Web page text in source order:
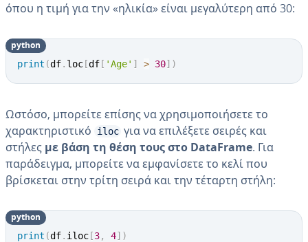
όπου η τιμή για την «ηλικία» είναι μεγαλύτερη από 30:
print (df. loc [df [ 'Age' ] > 30] )
python
Ωστόσο, μπορείτε επίσης να χρησιμοποιήσετε το
χαρακτηριστικό
iloc για να επιλέξετε σειρές και
στήλες με βάση τη θέση τους στο DataFrame. Για
παράδειγμα, μπορείτε να εμφανίσετε το κελί που
βρίσκεται στην τρίτη σειρά και την τέταρτη στήλη:
print (df. iloc [3, 4] )
python